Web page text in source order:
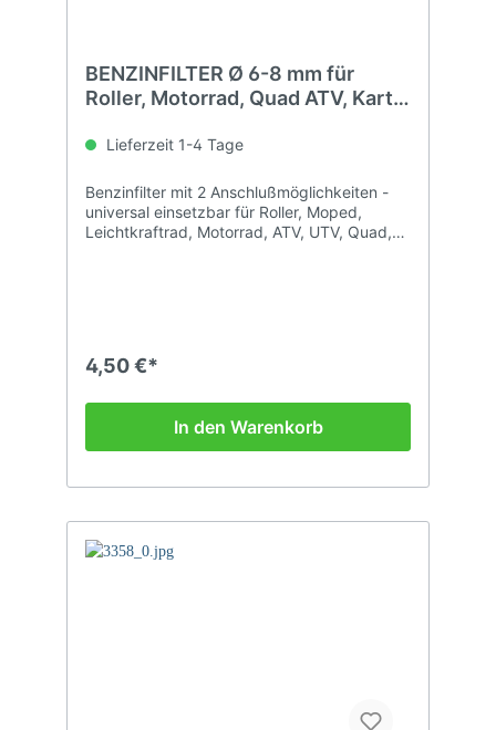
BENZINFILTER Ø 6-8 mm für
Roller, Motorrad, Quad ATV, Kart,
Lieferzeit 1-4 Tage
Benzinfilter mit 2 Anschlußmöglichkeiten -
universal einsetzbar für Roller, Moped,
Leichtkraftrad, Motorrad, ATV, UTV, Quad,
4,50 €*
In den Warenkorb